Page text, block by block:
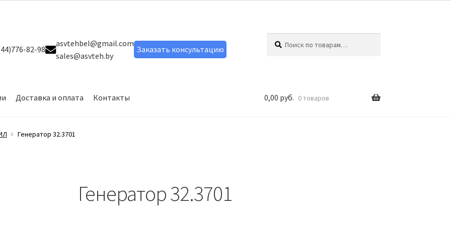
82-98
asvtehbel@gmail.com
sales@asvteh.by
Заказать консультацию
Доставка и оплата Контакты
товаров Мой аккаунт
0,00 руб. 0 товаров
Генератор 32.3701
Генератор 32.3701